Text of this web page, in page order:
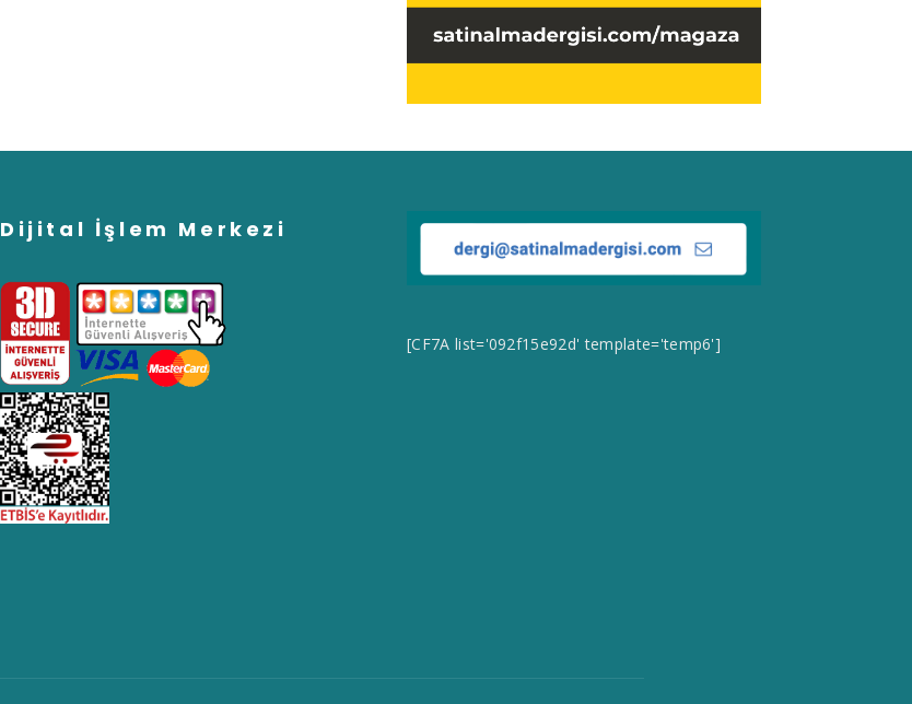
Dijital İşlem Merkezi
[CF7A list='092f15e92d' template='temp6']